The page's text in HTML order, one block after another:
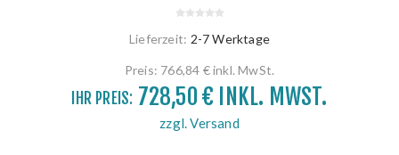
Lieferzeit: 2-7 Werktage
Preis: 766,84 € inkl. MwSt.
IHR PREIS: 728,50 € INKL. MWST.
zzgl. Versand